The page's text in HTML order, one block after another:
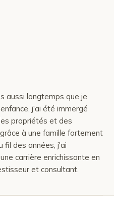
aussi longtemps que je
j'ai été immergé
propriétés et des
à une famille fortement
fil des années, j'ai
carrière enrichissante en
et consultant.